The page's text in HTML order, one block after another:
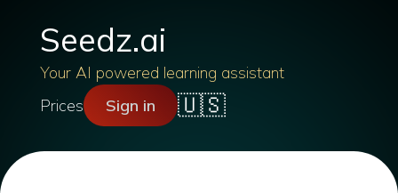
Seedz.ai
Your AI powered learning assistant
Prices
Sign in 🇺🇸